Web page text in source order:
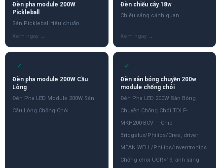
Đèn pha module 200W
Pickleball
Sân Pickleball tiêu chuẩn
Đèn chiếu cây 18w
Chiếu sáng cảnh quan
✓
Đèn pha module 200W Cầu
Lông
Đèn Pha LED Module 200W Sân
Cầu Lông Chống Chói
✓
Đèn sân bóng chuyền 200w
module chống chói
Đèn Pha LED 200W Sân Bóng
Chuyền Chống Chói TDLF-
MKH200-BCV — Chip
Bridgelux/Philips/Cree, driver
MEAN WELL/Philips/Inventronics.
Chống chói UGR<19, ánh sáng